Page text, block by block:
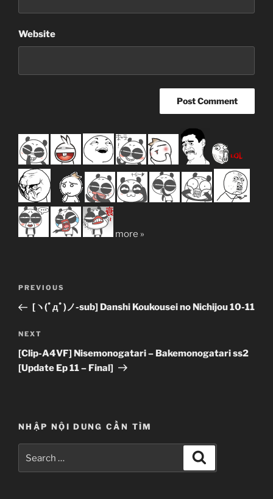
Website
more »
Previous
Post
PREVIOUS
[ヽ(ﾟдﾟ)ノ-sub] Danshi Koukousei no Nichijou 10-11
Next
Post
NEXT
[Clip-A4VF] Nisemonogatari – Bakemonogatari ss2
[Update Ep 11 – Final]
NHẬP NỘI DUNG CẦN TÌM
for: